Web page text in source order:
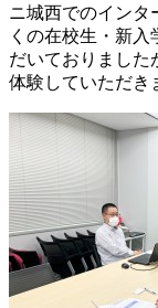
ニ城西でのインタ
くの在校生・新
だいておりました
体験していただき